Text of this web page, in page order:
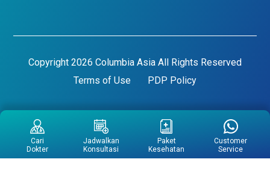
Copyright 2026 Columbia Asia All Rights Reserved
Terms of Use
PDP Policy
Cari
Dokter
Jadwalkan
Konsultasi
Paket
Kesehatan
Customer
Service